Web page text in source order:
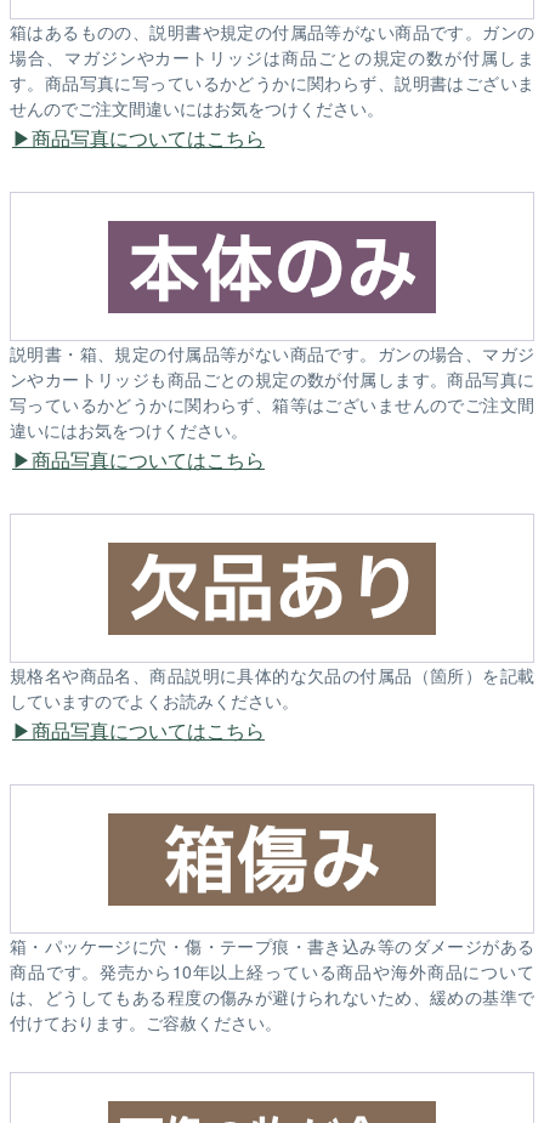
箱はあるものの、説明書や規定の付属品等がない商品です。ガンの
場合、マガジンやカートリッジは商品ごとの規定の数が付属しま
す。商品写真に写っているかどうかに関わらず、説明書はございま
せんのでご注文間違いにはお気をつけください。
商品写真についてはこちら
説明書・箱、規定の付属品等がない商品です。ガンの場合、マガジ
ンやカートリッジも商品ごとの規定の数が付属します。商品写真に
写っているかどうかに関わらず、箱等はございませんのでご注文間
違いにはお気をつけください。
商品写真についてはこちら
規格名や商品名、商品説明に具体的な欠品の付属品（箇所）を記載
していますのでよくお読みください。
商品写真についてはこちら
箱・パッケージに穴・傷・テープ痕・書き込み等のダメージがある
商品です。発売から10年以上経っている商品や海外商品について
は、どうしてもある程度の傷みが避けられないため、緩めの基準で
付けております。ご容赦ください。